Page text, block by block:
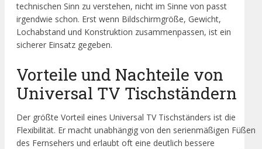
technischen Sinn zu verstehen, nicht im Sinne von passt
irgendwie schon. Erst wenn Bildschirmgröße, Gewicht,
Lochabstand und Konstruktion zusammenpassen, ist ein
sicherer Einsatz gegeben.
Vorteile und Nachteile von
Universal TV Tischständern
Der größte Vorteil eines Universal TV Tischständers ist die
Flexibilität. Er macht unabhängig von den serienmäßigen Füßen
des Fernsehers und erlaubt oft eine deutlich bessere